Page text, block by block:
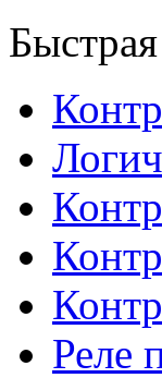
Реле